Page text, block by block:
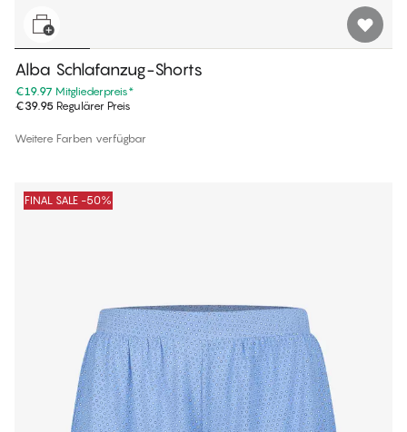
Alba Schlafanzug-Shorts
€19.97 Mitgliederpreis*
€39.95 Regulärer Preis
Weitere Farben verfügbar
FINAL SALE -50%